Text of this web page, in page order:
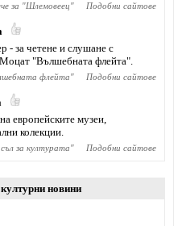
за "Шлемовеец" Подобни сайтове
- за четене и слушане с
Моцат "Вълшебната флейта".
флейта" Подобни сайтове
европейските музеи,
колекции.
за културата" Подобни сайтове
културни новини